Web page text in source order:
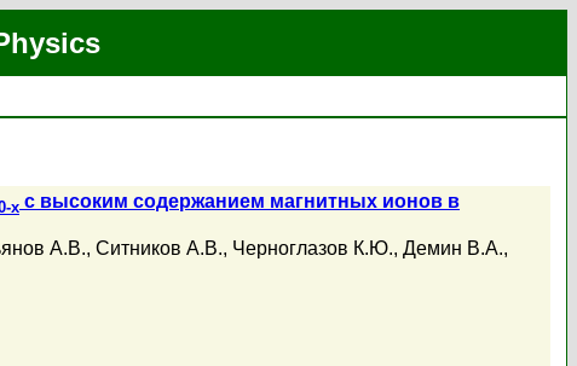
x с высоким содержанием магнитных ионов в
А.В., Ситников А.В., Черноглазов К.Ю., Демин В.А.,